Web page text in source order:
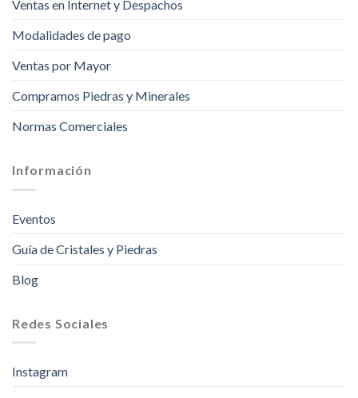
Ventas en Internet y Despachos
Modalidades de pago
Ventas por Mayor
Compramos Piedras y Minerales
Normas Comerciales
Información
Eventos
Guía de Cristales y Piedras
Blog
Redes Sociales
Instagram